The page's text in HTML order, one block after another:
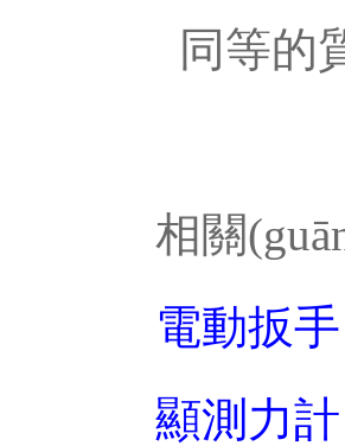
同等的
相關
電動扳手
顯測力計